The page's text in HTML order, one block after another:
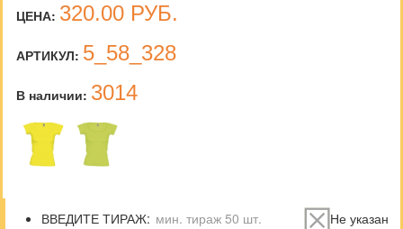
ЦЕНА: 320.00 РУБ.
АРТИКУЛ: 5_58_328
В наличии: 3014
ВВЕДИТЕ ТИРАЖ:
Не указан